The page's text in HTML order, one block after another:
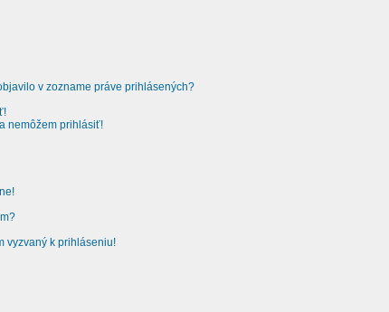
v zozname práve prihlásených?
nemôžem prihlásiť!
vyzvaný k prihláseniu!